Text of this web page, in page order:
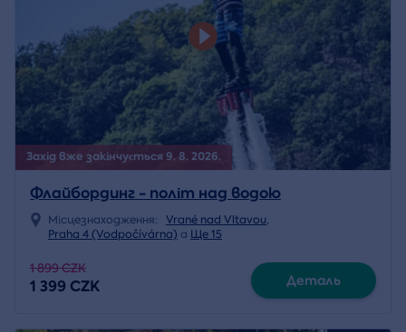
Захід вже закінчується 9. 8. 2026.
Флайбординг - політ над водою
Місцезнаходження: Vrané nad Vltavou,
Praha 4 (Vodpočívárna) a Ще 15
1 899 CZK
1 399 CZK Деталь